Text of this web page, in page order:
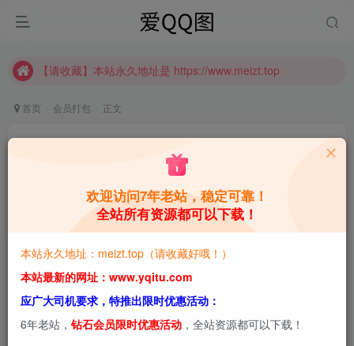
【请收藏】本站永久地址是 https://www.meizt.top
【请收藏】本站永久地址是 https://www.meizt.top
首页 会员打包 正文
洛桑w伊梓，次元破壁的视觉诗人 合集[持续更新]
2个月前更新
0 1.6W+
本站预览图进行了压缩和水印，原图无压缩，无本站水
2026-5-30，新增1套，共24套
欢迎访问7年老站，稳定可靠！
全站所有资源都可以下载！
本站永久地址：meizt.top（请收藏好哦！）
本站最新的网址：www.yqitu.com
应广大司机要求，特推出限时优惠活动：
6年老站， 钻石会员限时优惠活动 ，全站资源都可以下载！